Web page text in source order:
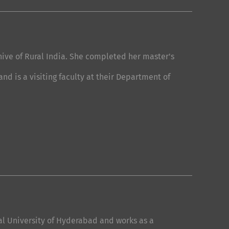
of Rural India. She completed her master's
is a visiting faculty at their Department of
University of Hyderabad and works as a